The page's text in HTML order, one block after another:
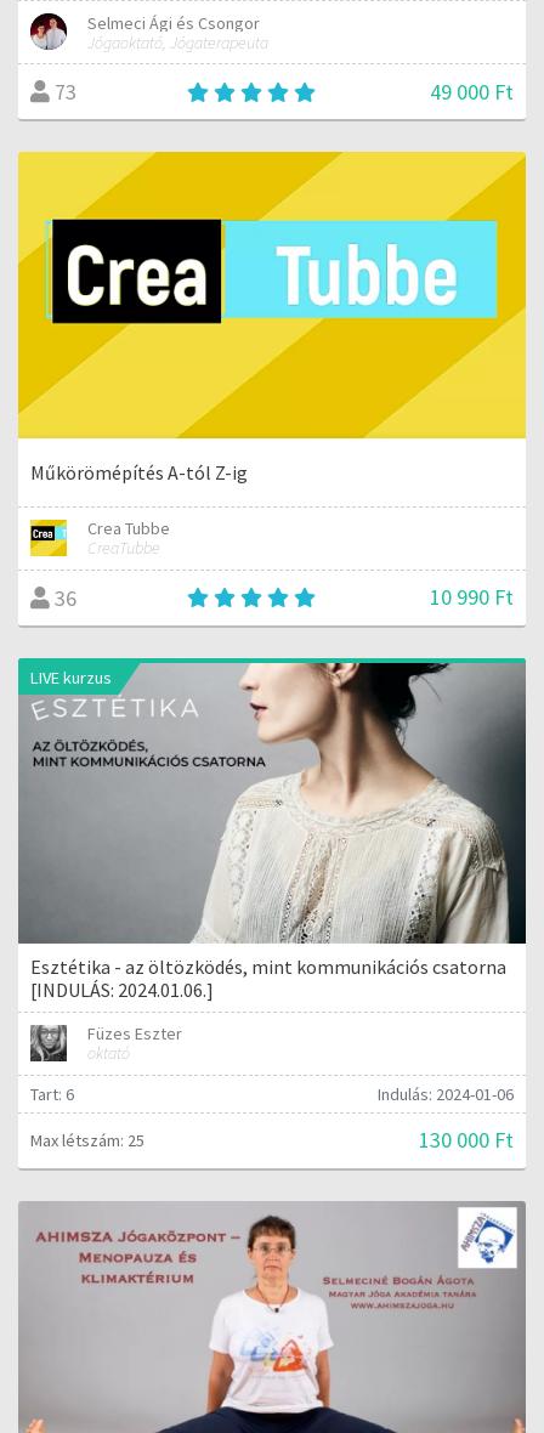
Selmeci Ági és Csongor
Jógaoktató, Jógaterapeuta
73 49 000 Ft
Műkörömépítés A-tól Z-ig
Crea Tubbe
CreaTubbe
36 10 990 Ft
LIVE kurzus
Esztétika - az öltözködés, mint kommunikációs csatorna
[INDULÁS: 2024.01.06.]
Füzes Eszter
oktató
Tart: 6
Indulás: 2024-01-06
Max létszám: 25 130 000 Ft